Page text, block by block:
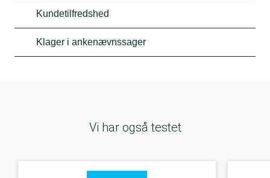
Kundetilfredshed
Klager i ankenævnssager
Vi har også testet